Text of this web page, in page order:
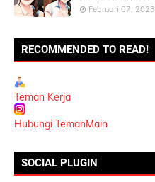
Februari 07, 2023
RECOMMENDED TO READ!
Teman Kerja
Hubungi TemanMain
SOCIAL PLUGIN